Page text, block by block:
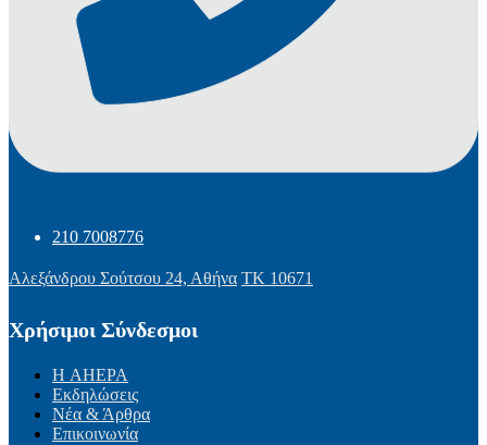
210 7008776
Αλεξάνδρου Σούτσου 24, Αθήνα ΤΚ 10671
Χρήσιμοι Σύνδεσμοι
Η AHEPA
Εκδηλώσεις
Νέα & Άρθρα
Επικοινωνία